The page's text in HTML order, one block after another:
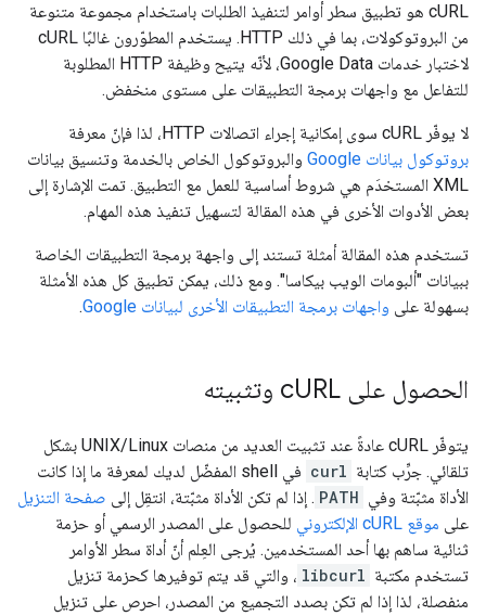
‫cURL هو تطبيق سطر أوامر لتنفيذ الطلبات باستخدام مجموعة متنوعة
من البروتوكولات، بما في ذلك HTTP. يستخدم المطوّرون غالبًا cURL
لاختبار خدمات Google Data، لأنّه يتيح وظيفة HTTP المطلوبة
للتفاعل مع واجهات برمجة التطبيقات على مستوى منخفض.
لا يوفّر cURL سوى إمكانية إجراء اتصالات HTTP، لذا فإنّ معرفة
بروتوكول بيانات Google
والبروتوكول الخاص بالخدمة وتنسيق بيانات
XML المستخدَم هي شروط أساسية للعمل مع التطبيق. تمت الإشارة إلى
بعض الأدوات الأخرى في هذه المقالة لتسهيل تنفيذ هذه المهام.
تستخدم هذه المقالة أمثلة تستند إلى واجهة برمجة التطبيقات الخاصة
ببيانات "ألبومات الويب بيكاسا". ومع ذلك، يمكن تطبيق كل هذه الأمثلة
بسهولة على واجهات برمجة التطبيقات الأخرى لبيانات Google .
الحصول على c URL وتثبيته
يتوفّر cURL عادةً عند تثبيت العديد من منصات UNIX/Linux بشكل
تلقائي. جرِّب كتابة curl
في shell المفضّل لديك لمعرفة ما إذا كانت
الأداة مثبّتة وفي PATH . إذا لم تكن الأداة مثبّتة، انتقِل إلى صفحة التنزيل
على موقع cURL الإلكتروني
للحصول على المصدر الرسمي أو حزمة
ثنائية ساهم بها أحد المستخدمين. يُرجى العِلم أنّ أداة سطر الأوامر
تستخدم مكتبة libcurl ، والتي قد يتم توفيرها كحزمة تنزيل
منفصلة، لذا إذا لم تكن بصدد التجميع من المصدر، احرص على تنزيل